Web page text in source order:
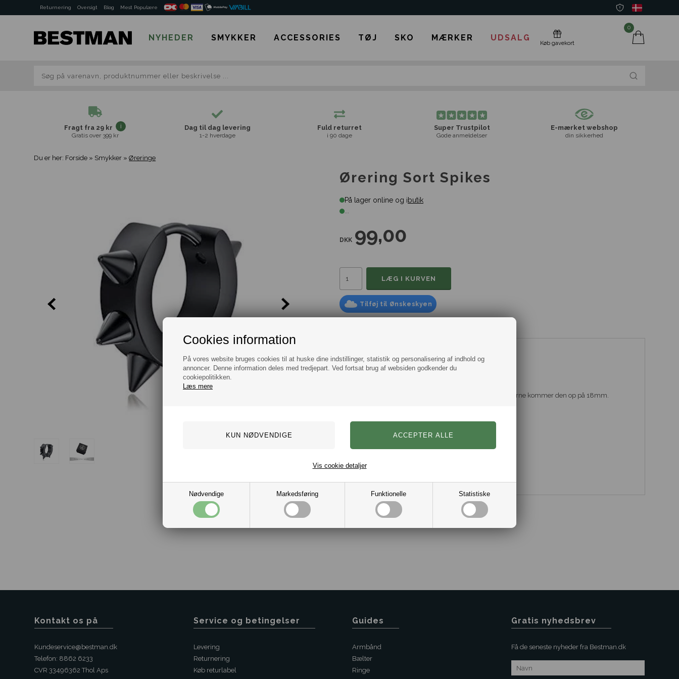
Cookies information
På vores website bruges cookies til at huske dine indstillinger, statistik og personalisering af indhold og
annoncer. Denne information deles med tredjepart. Ved fortsat brug af websiden godkender du
cookiepolitikken.
Læs mere
Nødvendige Markedsføring Funktionelle Statistiske
Vis cookie detaljer
Returnering Oversigt Blog Mest Populære
NYHEDER SMYKKER ACCESSORIES TØJ SKO MÆRKER UDSALG
0
Køb gavekort
Fragt fra 29 kr
Gratis over 399 kr
Dag til dag levering
1-2 hverdage
Fuld returret
i 90 dage
Super Trustpilot
Gode anmeldelser
E-mærket webshop
din sikkerhed
Du er her: Forside » Smykker »Øreringe
Ørering Sort Spikes
På lager online og ibutik
...
DKK 99,00
Tilføj til Ønskeskyen
En markant sort ørering med sorte stål spidser.
Selve øreringen er i standard størrelse men med spidserne kommer den op på 18mm.
Mål:
Diameter 18mm
Bredde 4mm
10081180
Kontakt os på
Kundeservice@bestman.dk
Telefon: 8862 6233
CVR 33496362 Thol Aps
Service og betingelser
Levering
Returnering
Køb returlabel
Guides
Armbånd
Bælter
Ringe
Gratis nyhedsbrev
Få de seneste nyheder fra Bestman.dk